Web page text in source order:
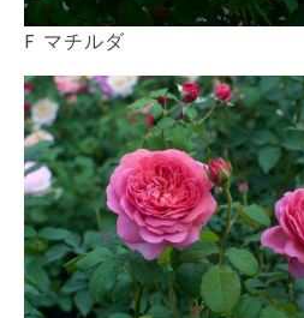
F マチルダ